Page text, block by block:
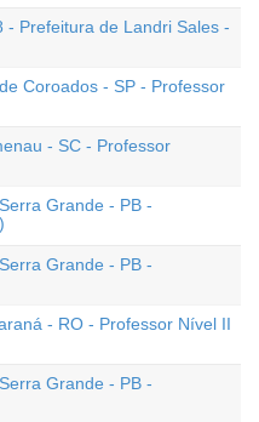
- Prefeitura de Landri Sales -
Coroados - SP - Professor
- SC - Professor
Grande - PB -
Grande - PB -
- RO - Professor Nível II
Grande - PB -